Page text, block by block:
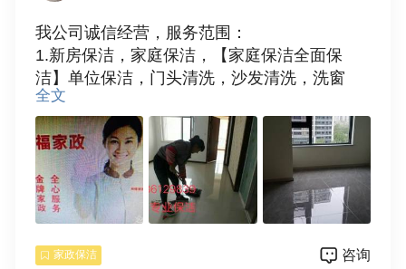
全天24小时为您服务，只要恁一个电话，我们
服务到家放心的家政服务，因为专业，所以更
好。
地址：中华路国家电网对面鸿福家政
电话:15036129839
我公司诚信经营，服务范围：
1.新房保洁，家庭保洁，【家庭保洁全面保
洁】单位保洁，门头清洗，沙发清洗，洗窗
帘，专业擦玻璃。
2.搬家，保姆，钟点工，月嫂，病人护理，跑
腿服务
3.疏通下水道，清洗抽油烟机换窗沙，修改卫
生间，拆装空调等家庭各种杂活，正规注册公
司有门店，诚信经营。我们的承诺是；【质优
需要请拨打服务电话
全文
家政保洁 咨询